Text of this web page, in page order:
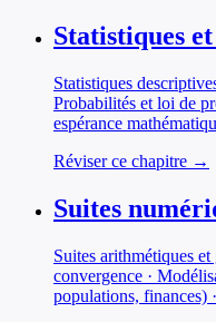
Statistiques
Statistiques
Probabilités et loi de
espérance
Réviser ce chapitre →
Suites
Suites arithmétiques
convergence ·
populations, finances)